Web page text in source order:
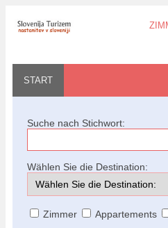
START
Suche nach Stichwort:
Wählen Sie die Destination:
Zimmer Appartements